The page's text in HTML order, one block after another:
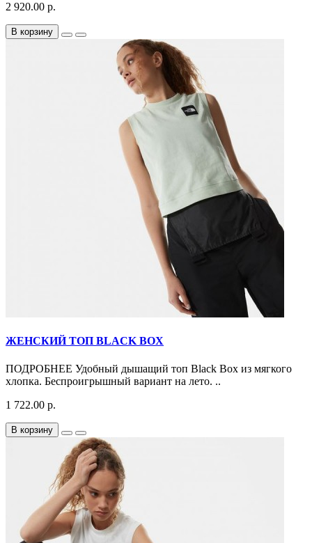
2 920.00 р.
В корзину
ЖЕНСКИЙ ТОП BLACK BOX
ПОДРОБНЕЕ Удобный дышащий топ Black Box из мягкого
хлопка. Беспроигрышный вариант на лето. ..
1 722.00 р.
В корзину